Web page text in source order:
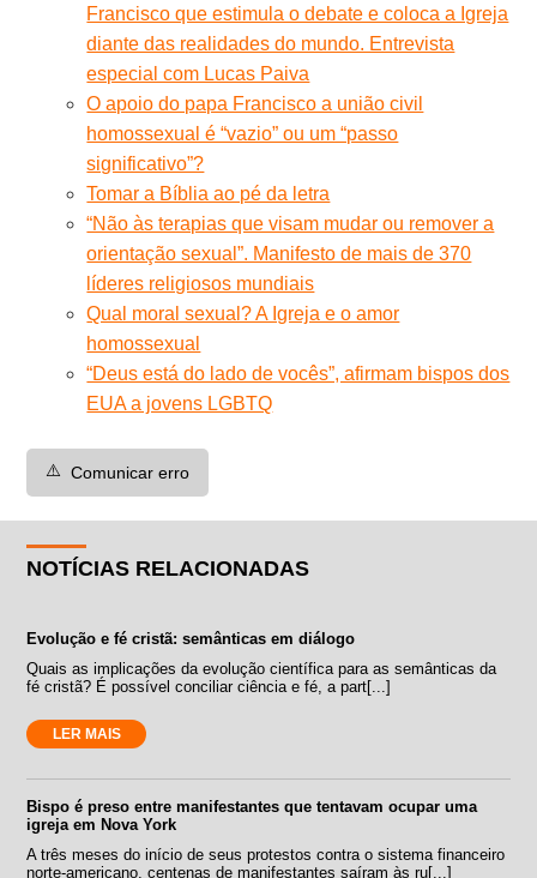
Francisco que estimula o debate e coloca a Igreja
diante das realidades do mundo. Entrevista
especial com Lucas Paiva
O apoio do papa Francisco a união civil
homossexual é “vazio” ou um “passo
significativo”?
Tomar a Bíblia ao pé da letra
“Não às terapias que visam mudar ou remover a
orientação sexual”. Manifesto de mais de 370
líderes religiosos mundiais
Qual moral sexual? A Igreja e o amor
homossexual
“Deus está do lado de vocês”, afirmam bispos dos
EUA a jovens LGBTQ
⚠️ Comunicar erro
NOTÍCIAS RELACIONADAS
Evolução e fé cristã: semânticas em diálogo
Quais as implicações da evolução científica para as semânticas da
fé cristã? É possível conciliar ciência e fé, a part[...]
LER MAIS
Bispo é preso entre manifestantes que tentavam ocupar uma
igreja em Nova York
A três meses do início de seus protestos contra o sistema financeiro
norte-americano, centenas de manifestantes saíram às ru[...]